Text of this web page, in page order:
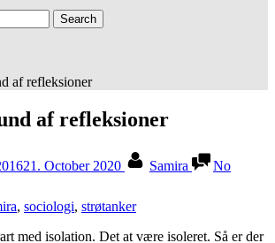
af refleksioner
af refleksioner
21. October 2020 Samira
No
, sociologi, strøtanker
med isolation. Det at være isoleret. Så er der